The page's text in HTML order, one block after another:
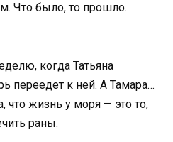
Что было, то прошло.
когда Татьяна
переедет к ней. А Тамара…
что жизнь у моря — это то,
раны.